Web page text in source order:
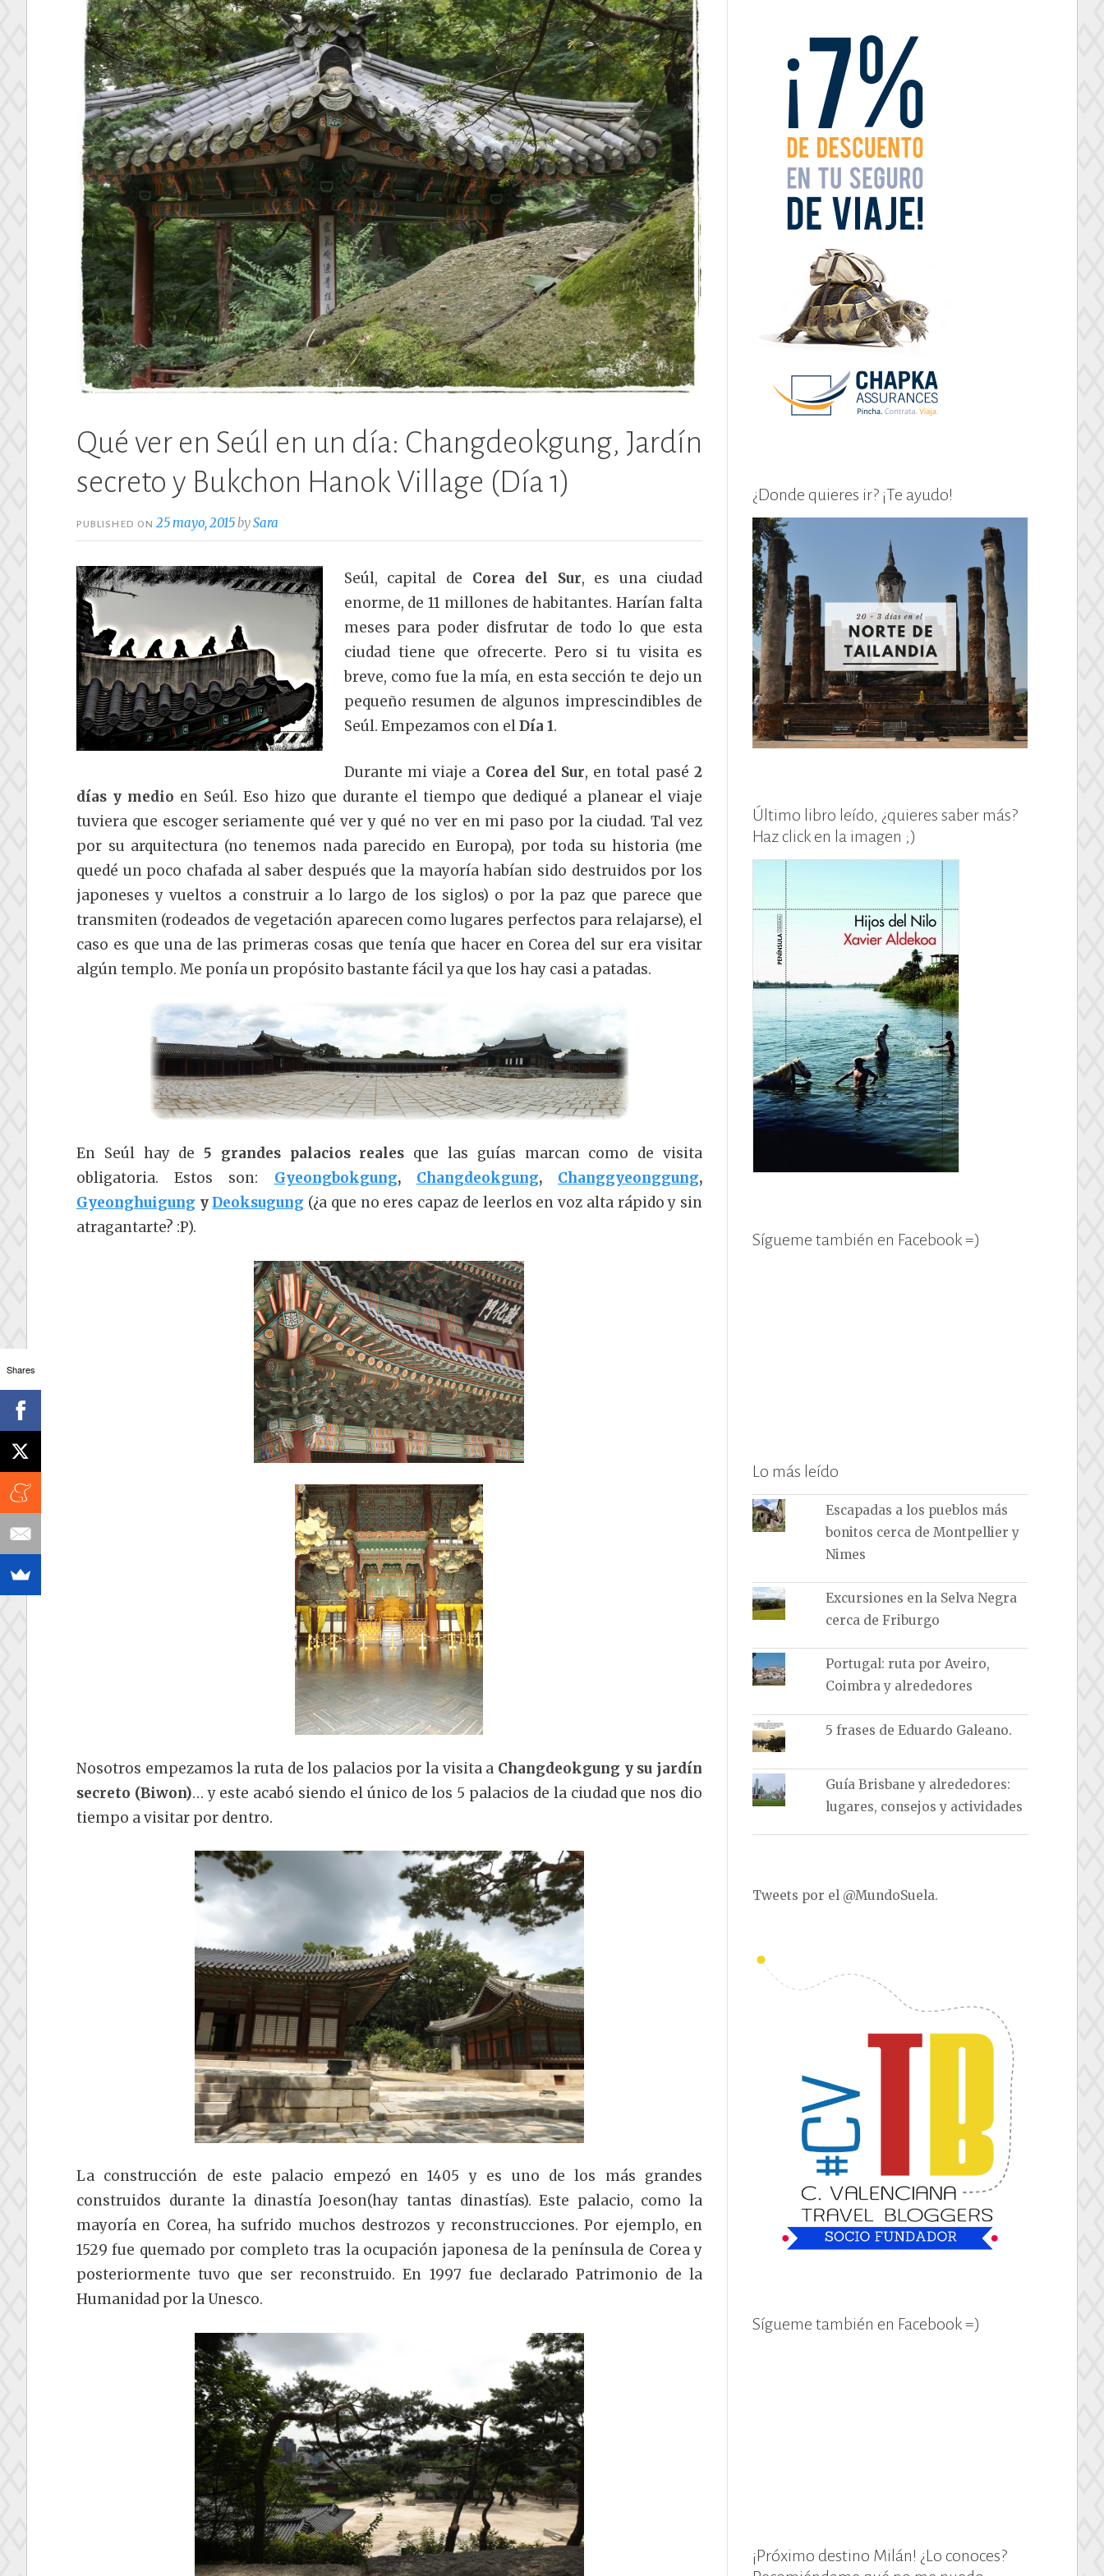
Qué ver en Seúl en un día: Changdeokgung, Jardín
secreto y Bukchon Hanok Village (Día 1)
PUBLISHED ON25 mayo, 2015bySara
Seúl, capital de Corea del Sur, es una ciudad
enorme, de 11 millones de habitantes. Harían falta
meses para poder disfrutar de todo lo que esta
ciudad tiene que ofrecerte. Pero si tu visita es
breve, como fue la mía, en esta sección te dejo un
pequeño resumen de algunos imprescindibles de
Seúl. Empezamos con elDía 1.
Durante mi viaje a Corea del Sur, en total pasé 2
días y medio en Seúl. Eso hizo que durante el tiempo que dediqué a planear el viaje
tuviera que escoger seriamente qué ver y qué no ver en mi paso por la ciudad. Tal vez
por su arquitectura (no tenemos nada parecido en Europa), por toda su historia (me
quedé un poco chafada al saber después que la mayoría habían sido destruidos por los
japoneses y vueltos a construir a lo largo de los siglos) o por la paz que parece que
transmiten (rodeados de vegetación aparecen como lugares perfectos para relajarse), el
caso es que una de las primeras cosas que tenía que hacer en Corea del sur era visitar
algún templo. Me ponía un propósito bastante fácil ya que los hay casi a patadas.
En Seúl hay de 5 grandes palacios reales que las guías marcan como de visita
obligatoria. Estos son: Gyeongbokgung, Changdeokgung, Changgyeonggung,
Gyeonghuigung yDeoksugung (¿a que no eres capaz de leerlos en voz alta rápido y sin
atragantarte? :P).
Nosotros empezamos la ruta de los palacios por la visita a Changdeokgung y su jardín
secreto (Biwon)… y este acabó siendo el único de los 5 palacios de la ciudad que nos dio
tiempo a visitar por dentro.
La construcción de este palacio empezó en 1405 y es uno de los más grandes
construidos durante la dinastía Joeson(hay tantas dinastías). Este palacio, como la
mayoría en Corea, ha sufrido muchos destrozos y reconstrucciones. Por ejemplo, en
1529 fue quemado por completo tras la ocupación japonesa de la península de Corea y
posteriormente tuvo que ser reconstruido. En 1997 fue declarado Patrimonio de la
Humanidad por la Unesco.
¿Donde quieres ir? ¡Te ayudo!
Último libro leído, ¿quieres saber más?
Haz click en la imagen ;)
Sígueme también en Facebook =)
Lo más leído
Escapadas a los pueblos más
bonitos cerca de Montpellier y
Nimes
Excursiones en la Selva Negra
cerca de Friburgo
Portugal: ruta por Aveiro,
Coimbra y alrededores
5 frases de Eduardo Galeano.
Guía Brisbane y alrededores:
lugares, consejos y actividades
Tweets por el @MundoSuela.
Sígueme también en Facebook =)
¡Próximo destino Milán! ¿Lo conoces?
Shares